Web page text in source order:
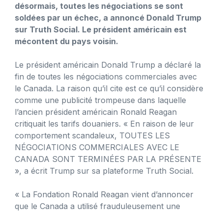
désormais, toutes les négociations se sont
soldées par un échec, a annoncé Donald Trump
sur Truth Social. Le président américain est
mécontent du pays voisin.
Le président américain Donald Trump a déclaré la
fin de toutes les négociations commerciales avec
le Canada. La raison qu’il cite est ce qu’il considère
comme une publicité trompeuse dans laquelle
l’ancien président américain Ronald Reagan
critiquait les tarifs douaniers. « En raison de leur
comportement scandaleux, TOUTES LES
NÉGOCIATIONS COMMERCIALES AVEC LE
CANADA SONT TERMINÉES PAR LA PRÉSENTE
», a écrit Trump sur sa plateforme Truth Social.
« La Fondation Ronald Reagan vient d’annoncer
que le Canada a utilisé frauduleusement une